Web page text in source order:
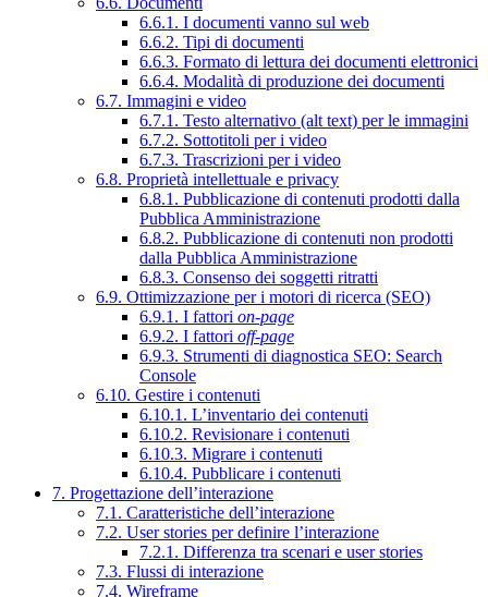
6.6.1. I documenti vanno sul web
6.6.2. Tipi di documenti
6.6.3. Formato di lettura dei documenti elettronici
6.6.4. Modalità di produzione dei documenti
6.7. Immagini e video
6.7.1. Testo alternativo (alt text) per le immagini
6.7.2. Sottotitoli per i video
6.7.3. Trascrizioni per i video
6.8. Proprietà intellettuale e privacy
6.8.1. Pubblicazione di contenuti prodotti dalla
Pubblica Amministrazione
6.8.2. Pubblicazione di contenuti non prodotti
dalla Pubblica Amministrazione
6.8.3. Consenso dei soggetti ritratti
6.9. Ottimizzazione per i motori di ricerca (SEO)
6.9.1. I fattori on-page
6.9.2. I fattori off-page
6.9.3. Strumenti di diagnostica SEO: Search
Console
6.10. Gestire i contenuti
6.10.1. L’inventario dei contenuti
6.10.2. Revisionare i contenuti
6.10.3. Migrare i contenuti
6.10.4. Pubblicare i contenuti
7. Progettazione dell’interazione
7.1. Caratteristiche dell’interazione
7.2. User stories per definire l’interazione
7.2.1. Differenza tra scenari e user stories
7.3. Flussi di interazione
7.4. Wireframe